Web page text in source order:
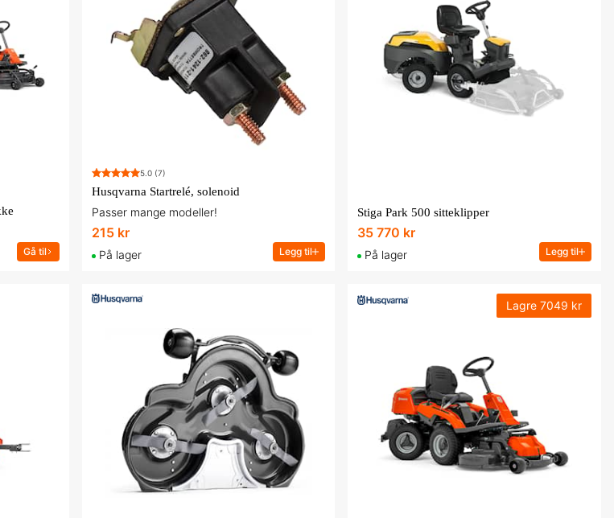
Gå til
5.0(7)
Husqvarna Startrelé, solenoid
Passer mange modeller!
215 kr
På lager Legg til
Stiga Park 500 sitteklipper
35 770 kr
På lager Legg til
Lagre 7049 kr